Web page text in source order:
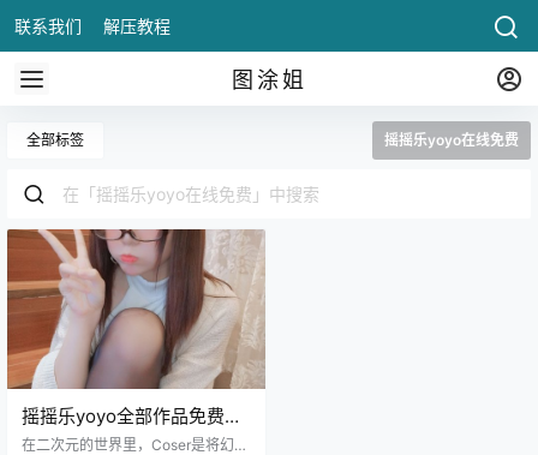
联系我们 解压教程
图涂姐
全部标签 摇摇乐yoyo在线免费
摇摇乐yoyo全部作品免费观
看
在二次元的世界里，Coser是将幻想